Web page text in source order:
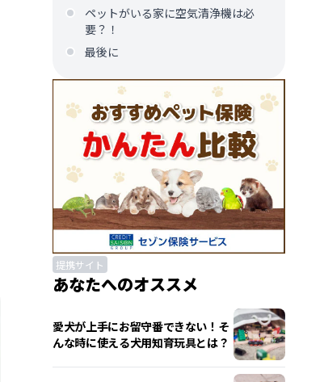
ペットがいる家に空気清浄機は必
要？！
最後に
提携サイト
あなたへのオススメ
愛犬が上手にお留守番できない！そ
んな時に使える犬用知育玩具とは？